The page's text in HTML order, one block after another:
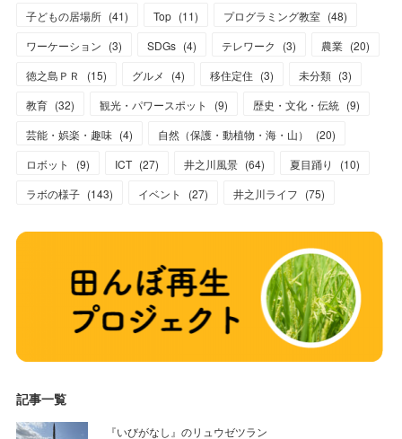
子どもの居場所 (41) Top (11) プログラミング教室 (48)
ワーケーション (3) SDGs (4) テレワーク (3) 農業 (20)
徳之島ＰＲ
(15) グルメ (4) 移住定住 (3) 未分類 (3)
教育 (32) 観光・パワースポット (9) 歴史・文化・伝統 (9)
芸能・娯楽・趣味 (4) 自然（保護・動植物・海・山） (20)
ロボット
(9) ICT (27) 井之川風景 (64) 夏目踊り (10)
ラボの様子 (143) イベント (27) 井之川ライフ (75)
記事一覧
『いびがなし』のリュウゼツラン